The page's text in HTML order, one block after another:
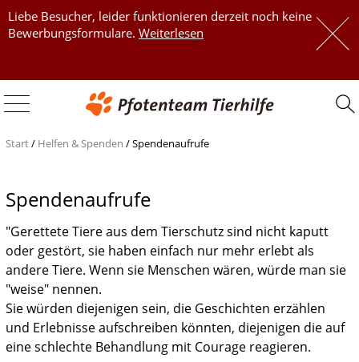
Liebe Besucher, leider funktionieren derzeit noch keine
Bewerbungsformulare. Weiterlesen
Start/ Helfen & Spenden /Spendenaufrufe
Spendenaufrufe
"Gerettete Tiere aus dem Tierschutz sind nicht kaputt
oder gestört, sie haben einfach nur mehr erlebt als
andere Tiere. Wenn sie Menschen wären, würde man sie
"weise" nennen.
Sie würden diejenigen sein, die Geschichten erzählen
und Erlebnisse aufschreiben könnten, diejenigen die auf
eine schlechte Behandlung mit Courage reagieren.